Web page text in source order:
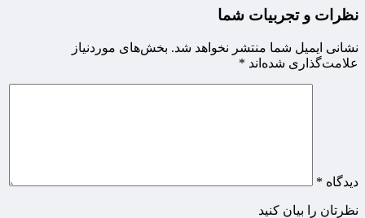
نظرات و تجربیات شما
نشانی ایمیل شما منتشر نخواهد شد. بخش‌های موردنیاز
علامت‌گذاری شده‌اند *
دیدگاه *
نظرتان را بیان کنید